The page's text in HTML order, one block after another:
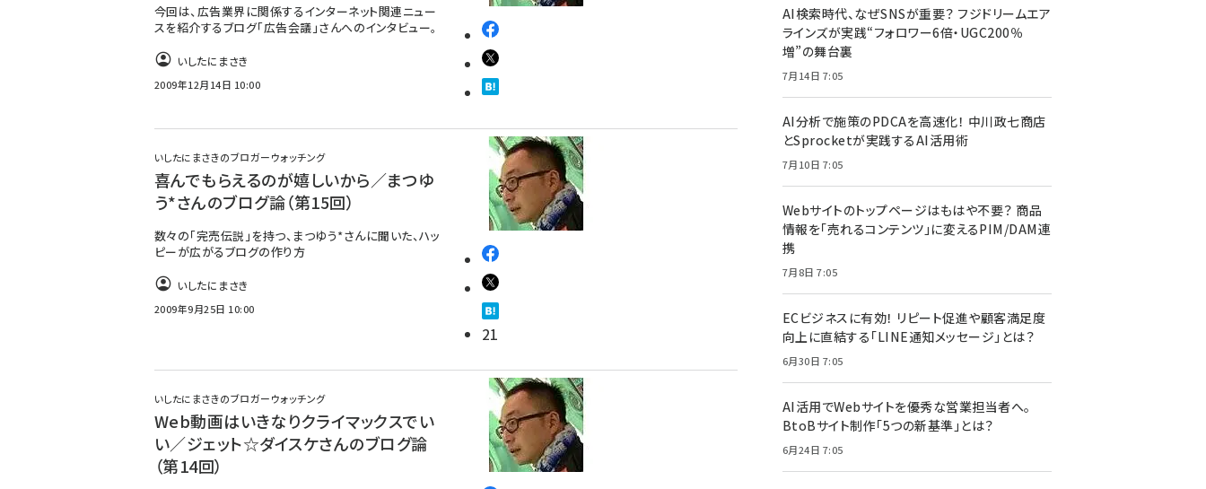
今回は、広告業界に関係するインターネット関連ニュー
スを紹介するブログ「広告会議」さんへのインタビュー。
いしたにまさき
2009年12月14日 10:00
いしたにまさきのブロガーウォッチング
喜んでもらえるのが嬉しいから／まつゆ
う*さんのブログ論（第15回）
数々の「完売伝説」を持つ、まつゆう*さんに聞いた、ハッ
ピーが広がるブログの作り方
いしたにまさき
2009年9月25日 10:00
21
いしたにまさきのブロガーウォッチング
Web動画はいきなりクライマックスでい
い／ジェット☆ダイスケさんのブログ論
（第14回）
AI検索時代、なぜSNSが重要？ フジドリームエア
ラインズが実践“フォロワー6倍・UGC200％
増”の舞台裏
7月14日 7:05
AI分析で施策のPDCAを高速化！ 中川政七商店
とSprocketが実践するAI活用術
7月10日 7:05
Webサイトのトップページはもはや不要？ 商品
情報を「売れるコンテンツ」に変えるPIM/DAM連
携
7月8日 7:05
ECビジネスに有効！ リピート促進や顧客満足度
向上に直結する「LINE通知メッセージ」とは？
6月30日 7:05
AI活用でWebサイトを優秀な営業担当者へ。
BtoBサイト制作「5つの新基準」とは？
6月24日 7:05